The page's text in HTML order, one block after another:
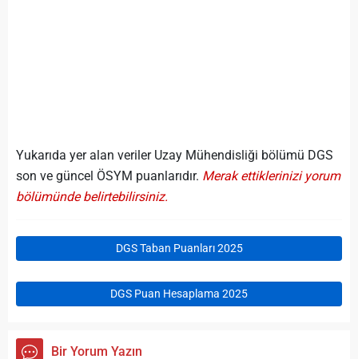
Yukarıda yer alan veriler Uzay Mühendisliği bölümü DGS
son ve güncel ÖSYM puanlarıdır. Merak ettiklerinizi yorum
bölümünde belirtebilirsiniz.
DGS Taban Puanları 2025
DGS Puan Hesaplama 2025
Bir Yorum Yazın